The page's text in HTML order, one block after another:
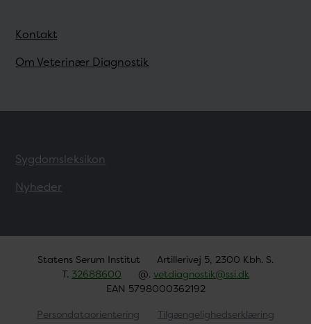
Kontakt
Om Veterinær Diagnostik
Sygdomsleksikon
Nyheder
Statens Serum Institut
Artillerivej 5, 2300 Kbh. S.
T. 32688600 @. vetdiagnostik@ssi.dk
EAN 5798000362192
Persondataorientering
Tilgængelighedserklæring